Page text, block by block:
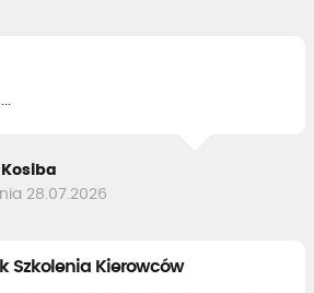
28.07.2026
Szkolenia Kierowców